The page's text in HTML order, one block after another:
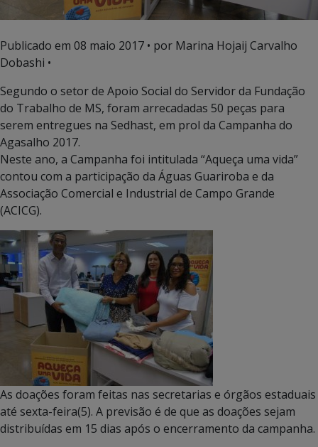
Publicado em 08 maio 2017 • por Marina Hojaij Carvalho
Dobashi •
Segundo o setor de Apoio Social do Servidor da Fundação
do Trabalho de MS, foram arrecadadas 50 peças para
serem entregues na Sedhast, em prol da Campanha do
Agasalho 2017.
Neste ano, a Campanha foi intitulada “Aqueça uma vida”
contou com a participação da Águas Guariroba e da
Associação Comercial e Industrial de Campo Grande
(ACICG).
As doações foram feitas nas secretarias e órgãos estaduais
até sexta-feira(5). A previsão é de que as doações sejam
distribuídas em 15 dias após o encerramento da campanha.